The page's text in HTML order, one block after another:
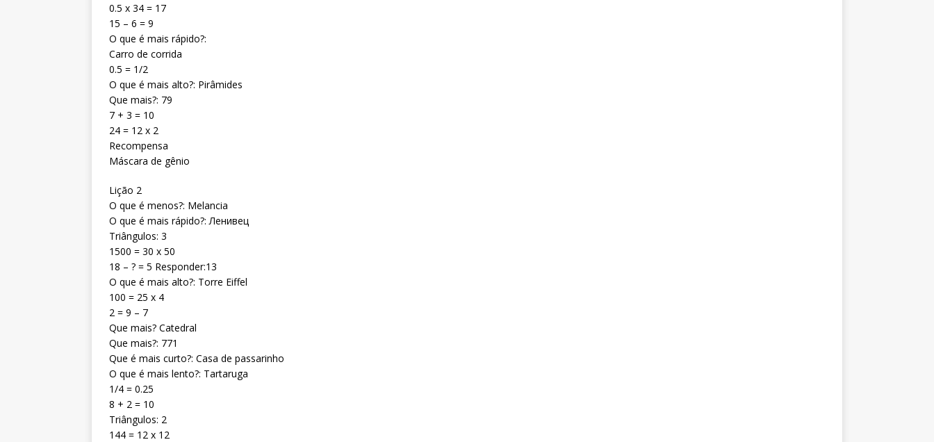
0.5 x 34 = 17
15 – 6 = 9
O que é mais rápido?:
Carro de corrida
0.5 = 1/2
O que é mais alto?: Pirâmides
Que mais?: 79
7 + 3 = 10
24 = 12 x 2
Recompensa
Máscara de gênio
Lição 2
O que é menos?: Melancia
O que é mais rápido?: Ленивец
Triângulos: 3
1500 = 30 x 50
18 – ? = 5 Responder:13
O que é mais alto?: Torre Eiffel
100 = 25 x 4
2 = 9 – 7
Que mais? Catedral
Que mais?: 771
Que é mais curto?: Casa de passarinho
O que é mais lento?: Tartaruga
1/4 = 0.25
8 + 2 = 10
Triângulos: 2
144 = 12 x 12